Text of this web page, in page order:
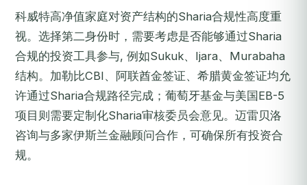
科威特高净值家庭对资产结构的Sharia合规性高度重
视。选择第二身份时，需要考虑是否能够通过Sharia
合规的投资工具参与, 例如Sukuk、Ijara、Murabaha
结构。加勒比CBI、阿联酋金签证、希腊黄金签证均允
许通过Sharia合规路径完成；葡萄牙基金与美国EB-5
项目则需要定制化Sharia审核委员会意见。迈雷贝洛
咨询与多家伊斯兰金融顾问合作，可确保所有投资合
规。